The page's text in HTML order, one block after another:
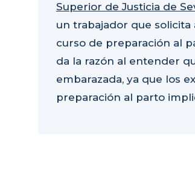
Superior de Justicia de
un trabajador que solicita
curso de preparación al
da la razón al entender
embarazada, ya que los
preparación al parto